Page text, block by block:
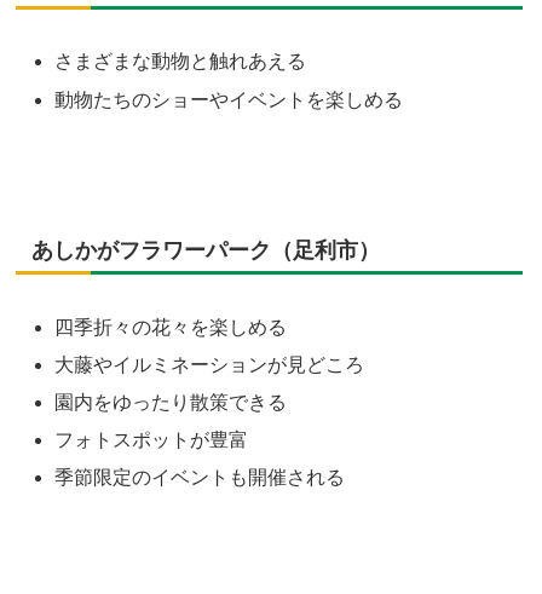
さまざまな動物と触れあえる
動物たちのショーやイベントを楽しめる
あしかがフラワーパーク（足利市）
四季折々の花々を楽しめる
大藤やイルミネーションが見どころ
園内をゆったり散策できる
フォトスポットが豊富
季節限定のイベントも開催される